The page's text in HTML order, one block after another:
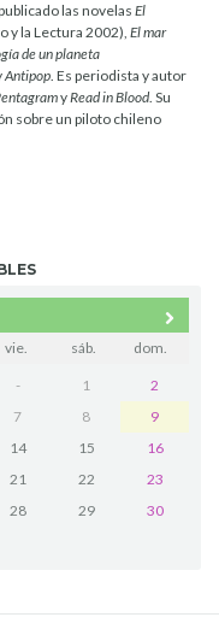
las novelas El
y la Lectura 2002), El mar
de un planeta
Antipop. Es periodista y autor
yRead in Blood. Su
sobre un piloto chileno
vie. sáb. dom.
- 1
2
7 8
9
14 15
16
21 22
23
28 29
30